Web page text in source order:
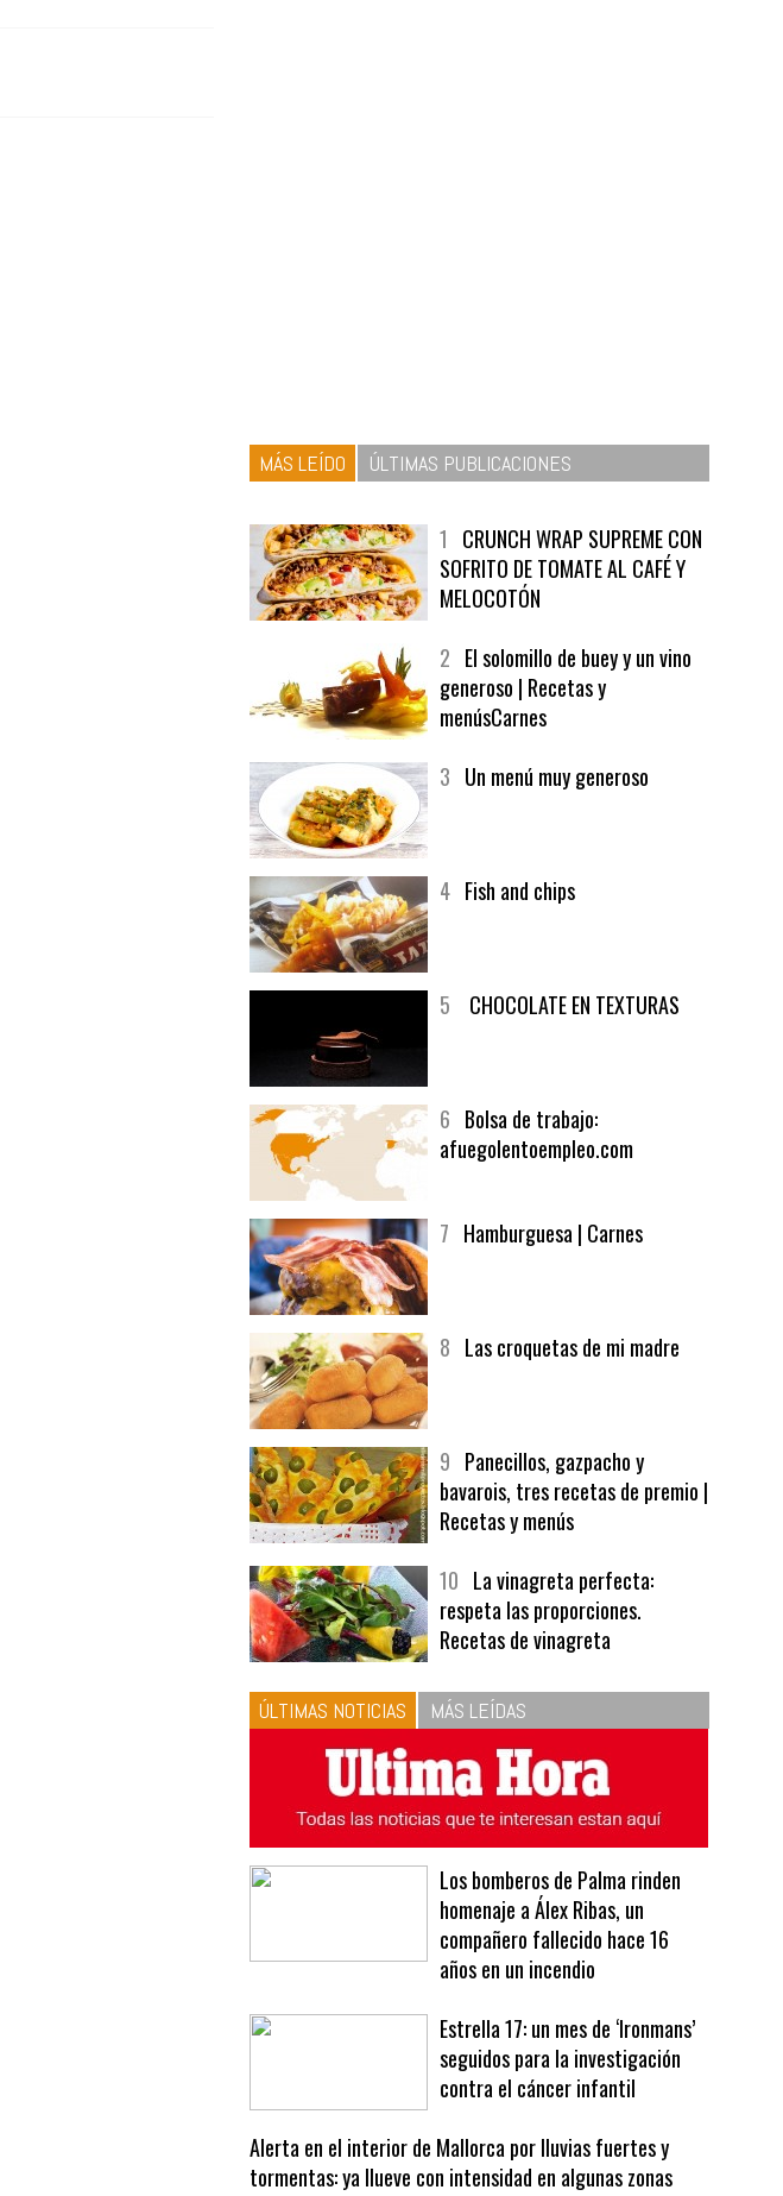
MÁS LEÍDO ÚLTIMAS PUBLICACIONES
1 CRUNCH WRAP SUPREME CON
SOFRITO DE TOMATE AL CAFÉ Y
MELOCOTÓN
2 El solomillo de buey y un vino
generoso | Recetas y
menúsCarnes
3 Un menú muy generoso
4 Fish and chips
5 CHOCOLATE EN TEXTURAS
6 Bolsa de trabajo:
afuegolentoempleo.com
7 Hamburguesa | Carnes
8 Las croquetas de mi madre
9 Panecillos, gazpacho y
bavarois, tres recetas de premio |
Recetas y menús
10 La vinagreta perfecta:
respeta las proporciones.
Recetas de vinagreta
ÚLTIMAS NOTICIAS MÁS LEÍDAS
Los bomberos de Palma rinden
homenaje a Álex Ribas, un
compañero fallecido hace 16
años en un incendio
Estrella 17: un mes de ‘Ironmans’
seguidos para la investigación
contra el cáncer infantil
Alerta en el interior de Mallorca por lluvias fuertes y
tormentas: ya llueve con intensidad en algunas zonas